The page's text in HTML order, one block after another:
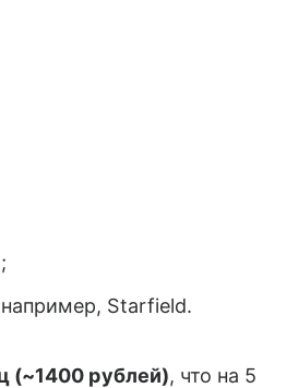
Starfield.
(~1400 рублей), что на 5